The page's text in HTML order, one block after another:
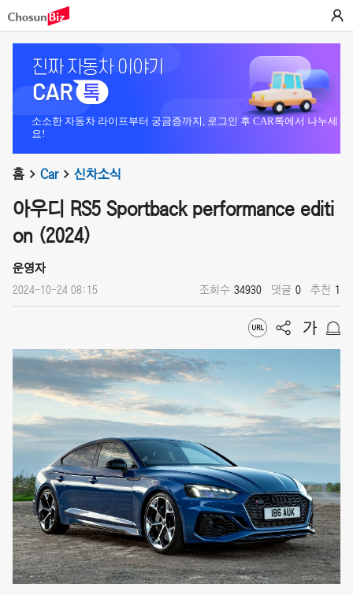
소소한 자동차 라이프부터 궁금증까지, 로그인 후 CAR톡에서 나누세
요!
홈 Car 신차소식
아우디 RS5 Sportback performance editi
on (2024)
운영자
2024-10-24 08:15 조회수 34930 댓글 0 추천 1